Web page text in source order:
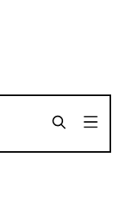
SHARE
SHARE